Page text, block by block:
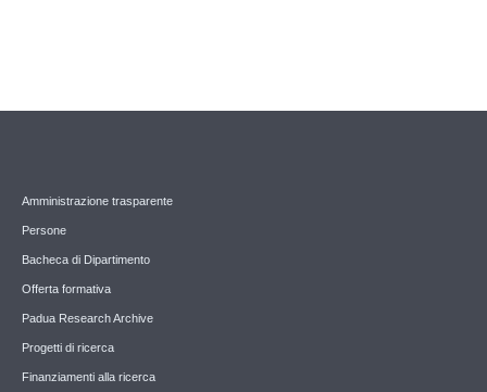
Amministrazione trasparente
Persone
Bacheca di Dipartimento
Offerta formativa
Padua Research Archive
Progetti di ricerca
Finanziamenti alla ricerca